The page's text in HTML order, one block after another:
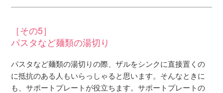
［その5］
パスタなど麺類の湯切り
パスタなど麺類の湯切りの際、ザルをシンクに直接置くの
に抵抗のある人もいらっしゃると思います。そんなときに
も、サポートプレートが役立ちます。サポートプレートの